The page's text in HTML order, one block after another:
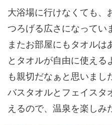
大浴場に行けなくても、
つろげる広さになってい
またお部屋にもタオルは
とタオルが自由に使える
も親切だなぁと思いまし
バスタオルとフェイスタ
えるので、温泉を楽しみ